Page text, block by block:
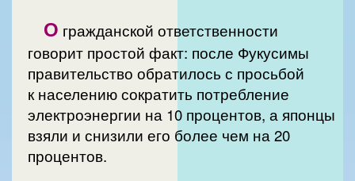
О гражданской ответственности
говорит простой факт: после Фукусимы
правительство обратилось с просьбой
к населению сократить потребление
электроэнергии на 10 процентов, а японцы
взяли и снизили его более чем на 20
процентов.